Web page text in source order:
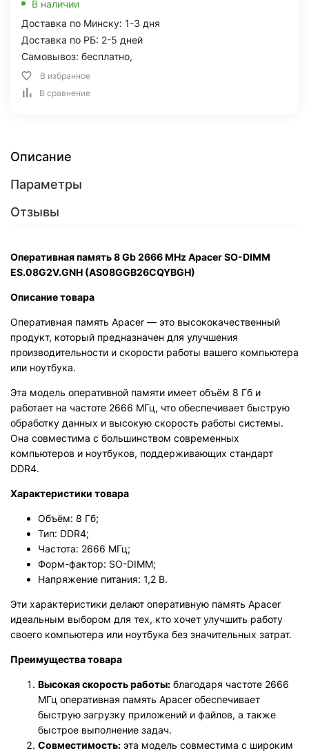
В наличии
Доставка по Минску: 1-3 дня
Доставка по РБ: 2-5 дней
Самовывоз: бесплатно,
В избранное
В сравнение
Описание
Параметры
Отзывы
Оперативная память 8 Gb 2666 MHz Apacer SO-DIMM
ES.08G2V.GNH (AS08GGB26CQYBGH)
Описание товара
Оперативная память Apacer — это высококачественный
продукт, который предназначен для улучшения
производительности и скорости работы вашего компьютера
или ноутбука.
Эта модель оперативной памяти имеет объём 8 Гб и
работает на частоте 2666 МГц, что обеспечивает быструю
обработку данных и высокую скорость работы системы.
Она совместима с большинством современных
компьютеров и ноутбуков, поддерживающих стандарт
DDR4.
Характеристики товара
Объём: 8 Гб;
Тип: DDR4;
Частота: 2666 МГц;
Форм-фактор: SO-DIMM;
Напряжение питания: 1,2 В.
Эти характеристики делают оперативную память Apacer
идеальным выбором для тех, кто хочет улучшить работу
своего компьютера или ноутбука без значительных затрат.
Преимущества товара
Высокая скорость работы: благодаря частоте 2666
МГц оперативная память Apacer обеспечивает
быструю загрузку приложений и файлов, а также
быстрое выполнение задач.
Совместимость: эта модель совместима с широким